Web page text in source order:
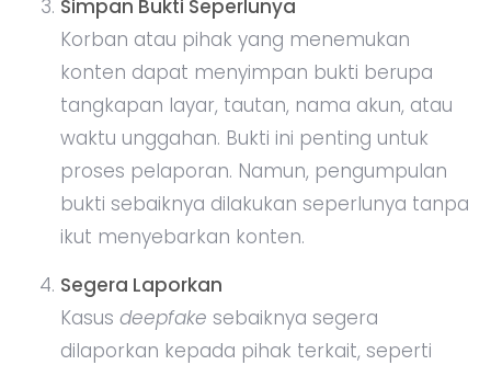
Simpan Bukti Seperlunya
Korban atau pihak yang menemukan
konten dapat menyimpan bukti berupa
tangkapan layar, tautan, nama akun, atau
waktu unggahan. Bukti ini penting untuk
proses pelaporan. Namun, pengumpulan
bukti sebaiknya dilakukan seperlunya tanpa
ikut menyebarkan konten.
Segera Laporkan
Kasus deepfake sebaiknya segera
dilaporkan kepada pihak terkait, seperti